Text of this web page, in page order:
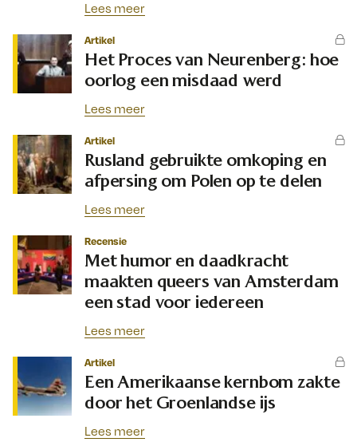
Lees meer
Artikel
Het Proces van Neurenberg: hoe
oorlog een misdaad werd
Lees meer
Artikel
Rusland gebruikte omkoping en
afpersing om Polen op te delen
Lees meer
Recensie
Met humor en daadkracht
maakten queers van Amsterdam
een stad voor iedereen
Lees meer
Artikel
Een Amerikaanse kernbom zakte
door het Groenlandse ijs
Lees meer